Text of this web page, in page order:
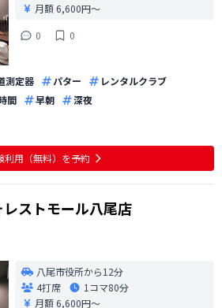
月額 6,600円〜
0
0
測定器 パター
レンタルクラブ
間 早朝
深夜
利用（無料）を予約
ストモール八尾店
八尾市役所から12分
4打席
1コマ80分
月額 6,600円〜